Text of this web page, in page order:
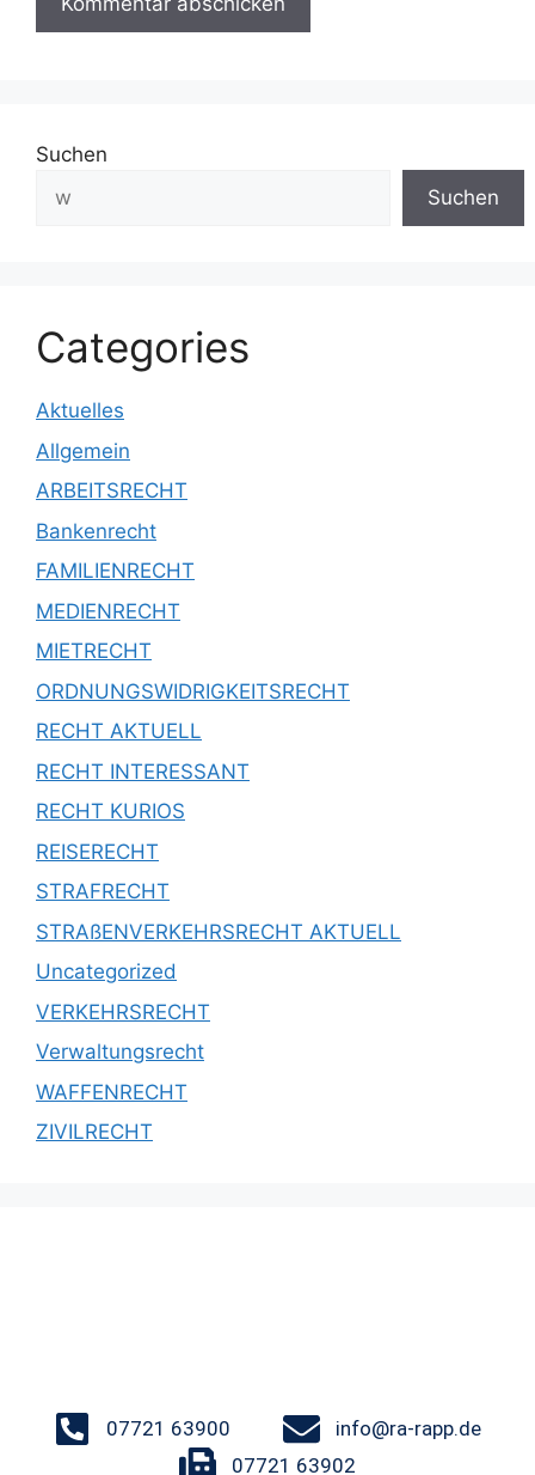
Suchen
Suchen
Categories
Aktuelles
Allgemein
ARBEITSRECHT
Bankenrecht
FAMILIENRECHT
MEDIENRECHT
MIETRECHT
ORDNUNGSWIDRIGKEITSRECHT
RECHT AKTUELL
RECHT INTERESSANT
RECHT KURIOS
REISERECHT
STRAFRECHT
STRAßENVERKEHRSRECHT AKTUELL
Uncategorized
VERKEHRSRECHT
Verwaltungsrecht
WAFFENRECHT
ZIVILRECHT
07721 63900
info@ra-rapp.de
07721 63902